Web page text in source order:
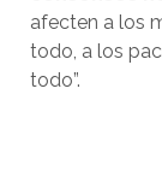
afecten a los
todo, a los
todo”.